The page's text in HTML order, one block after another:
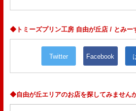
◆トミーズプリン工房 自由が丘店 / とみー
Twitter Facebook
◆自由が丘エリアのお店を探してみません